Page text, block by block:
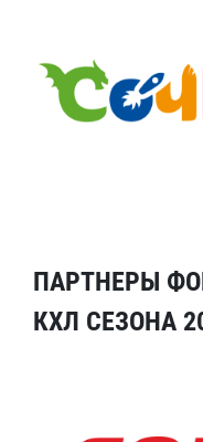
ПАРТНЕРЫ
КХЛ СЕЗОНА